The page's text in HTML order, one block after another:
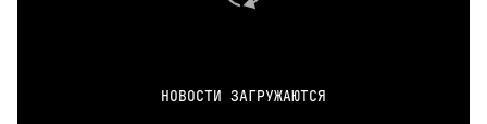
НОВОСТИ ЗАГРУЖАЮТСЯ